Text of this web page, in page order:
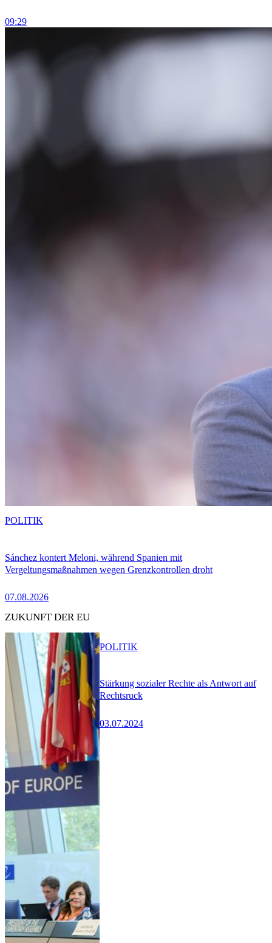
09:29
Sánchez kontert Meloni, während Spanien mit
Vergeltungsmaßnahmen wegen Grenzkontrollen droht
07.08.2026
POLITIK
ZUKUNFT DER EU
Stärkung sozialer Rechte als Antwort auf
Rechtsruck
03.07.2024
POLITIK